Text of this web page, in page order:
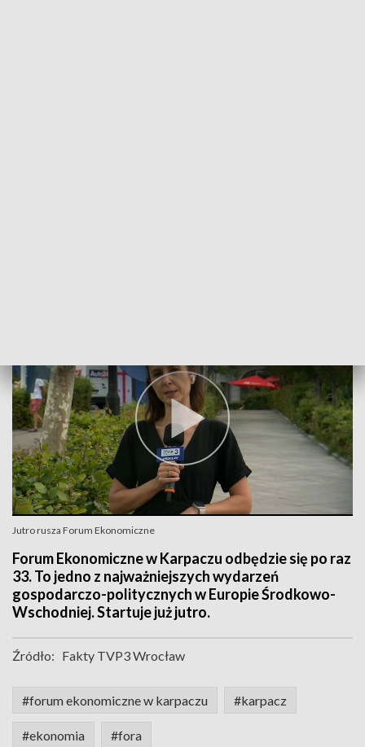
Jutro rusza Forum Ekonomiczne
Forum Ekonomiczne w Karpaczu odbędzie się po raz
33. To jedno z najważniejszych wydarzeń
gospodarczo-politycznych w Europie Środkowo-
Wschodniej. Startuje już jutro.
Źródło: Fakty TVP3 Wrocław
#forum ekonomiczne w karpaczu #karpacz
#ekonomia #fora